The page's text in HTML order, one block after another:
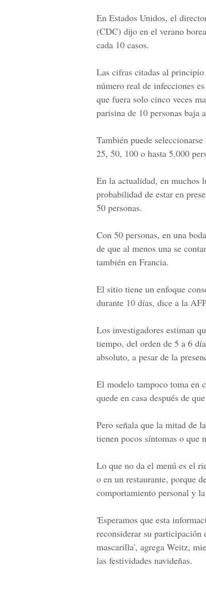
En Estados Unidos, el
(CDC) dijo en el verano
cada 10 casos.
Las cifras citadas al principio
número real de infecciones
que fuera solo cinco veces
parisina de 10 personas
También puede
25, 50, 100 o hasta 5.000
En la actualidad, en muchos
probabilidad de estar en
50 personas.
Con 50 personas, en una
de que al menos una se
también en Francia.
El sitio tiene un enfoque
durante 10 días, dice a la
Los investigadores estiman
tiempo, del orden de 5 a 6
absoluto, a pesar de la
El modelo tampoco toma en
quede en casa después de
Pero señala que la mitad de
tienen pocos síntomas o que
Lo que no da el menú es el
o en un restaurante, porque
comportamiento personal y
'Esperamos que esta
reconsiderar su participación
mascarilla', agrega Weitz,
las festividades navideñas.